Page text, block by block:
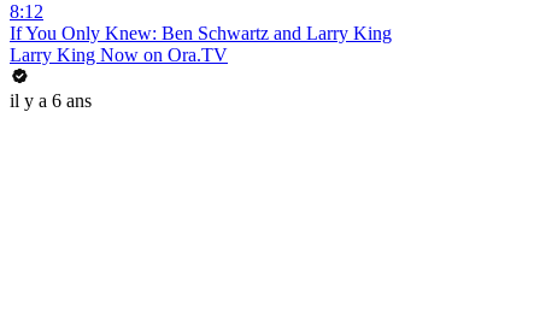
8:12
If You Only Knew: Ben Schwartz and Larry King
Larry King Now on Ora.TV
il y a 6 ans